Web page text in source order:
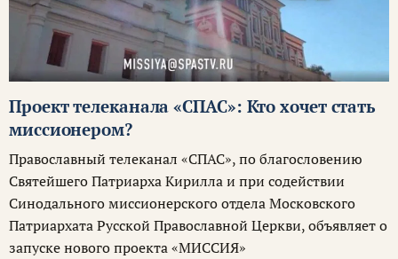
Проект телеканала «СПАС»: Кто хочет стать
миссионером?
Православный телеканал «СПАС», по благословению
Святейшего Патриарха Кирилла и при содействии
Синодального миссионерского отдела Московского
Патриархата Русской Православной Церкви, объявляет о
запуске нового проекта «МИССИЯ»